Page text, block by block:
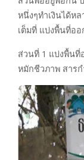
หนึ่งๆทำเงินได้ห
เต็มที่ แบ่งพื้นที่อ
ส่วนที่ 1 แบ่งพื้นที่
หมักชีวภาพ สาร